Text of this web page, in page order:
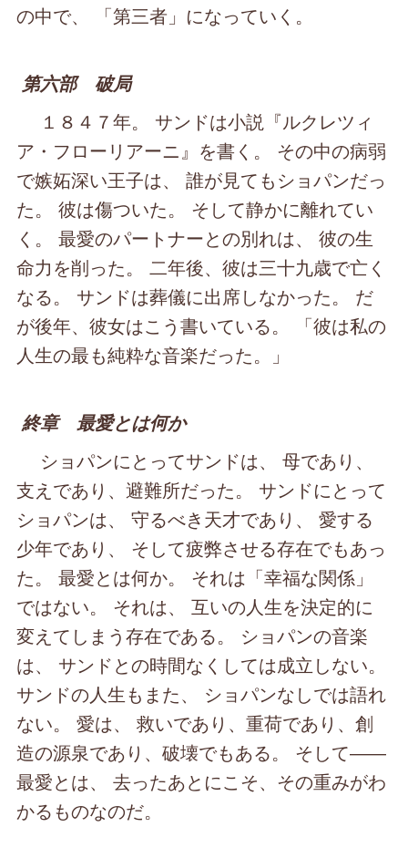
の中で、 「第三者」になっていく。
第六部 破局
１８４７年。 サンドは小説『ルクレツィ
ア・フローリアーニ』を書く。 その中の病弱
で嫉妬深い王子は、 誰が見てもショパンだっ
た。 彼は傷ついた。 そして静かに離れてい
く。 最愛のパートナーとの別れは、 彼の生
命力を削った。 二年後、彼は三十九歳で亡く
なる。 サンドは葬儀に出席しなかった。 だ
が後年、彼女はこう書いている。 「彼は私の
人生の最も純粋な音楽だった。」
終章 最愛とは何か
ショパンにとってサンドは、 母であり、
支えであり、避難所だった。 サンドにとって
ショパンは、 守るべき天才であり、 愛する
少年であり、 そして疲弊させる存在でもあっ
た。 最愛とは何か。 それは「幸福な関係」
ではない。 それは、 互いの人生を決定的に
変えてしまう存在である。 ショパンの音楽
は、 サンドとの時間なくしては成立しない。
サンドの人生もまた、 ショパンなしでは語れ
ない。 愛は、 救いであり、重荷であり、創
造の源泉であり、破壊でもある。 そして――
最愛とは、 去ったあとにこそ、その重みがわ
かるものなのだ。